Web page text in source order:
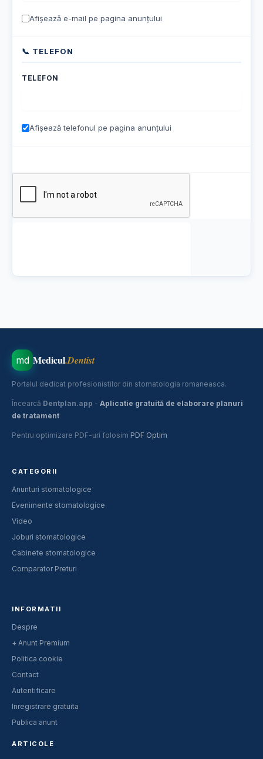
Afișează e-mail pe pagina anunțului
📞 TELEFON
TELEFON
Afișează telefonul pe pagina anunțului
md Medicul.Dentist
Portalul dedicat profesionistilor din stomatologia romaneasca.
Încearcă Dentplan.app - Aplicatie gratuită de elaborare planuri
de tratament
Pentru optimizare PDF-uri folosim PDF Optim
CATEGORII
Anunturi stomatologice
Evenimente stomatologice
Video
Joburi stomatologice
Cabinete stomatologice
Comparator Preturi
INFORMATII
Despre
+ Anunt Premium
Politica cookie
Contact
Autentificare
Inregistrare gratuita
Publica anunt
ARTICOLE